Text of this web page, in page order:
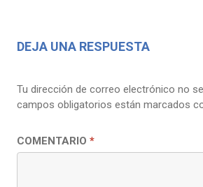
DEJA UNA RESPUESTA
Tu dirección de correo electrónico no
campos obligatorios están marcados
COMENTARIO *